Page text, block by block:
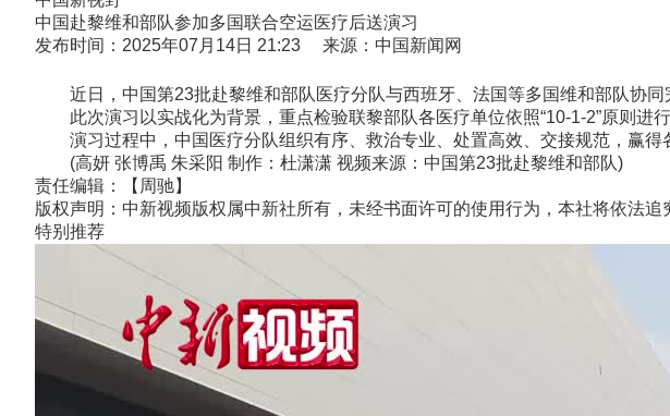
中国赴黎维和部队参加多国联合空运医疗后送演习
发布时间：2025年07月14日 21:23 来源：中国新闻网
近日，中国第23批赴黎维和部队医疗分队与西班牙、法国等多国维和部队协同
此次演习以实战化为背景，重点检验联黎部队各医疗单位依照“10-1-2”原则进
演习过程中，中国医疗分队组织有序、救治专业、处置高效、交接规范，赢得
(高妍 张博禹 朱采阳 制作：杜潇潇 视频来源：中国第23批赴黎维和部队)
责任编辑：【周驰】
版权声明：中新视频版权属中新社所有，未经书面许可的使用行为，本社将依法追
特别推荐